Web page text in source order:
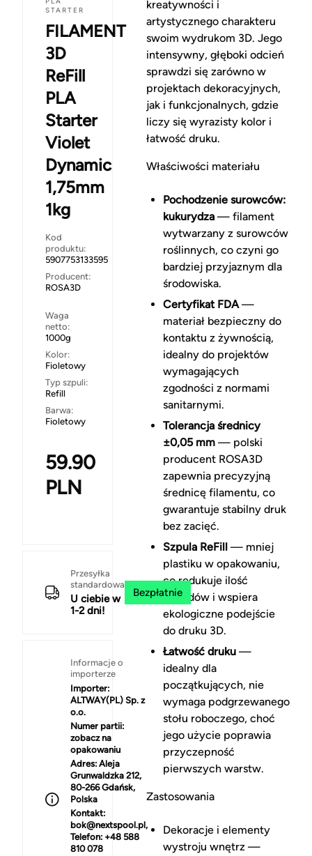
STARTER
FILAMENT
3D
ReFill
PLA
Starter
Violet
Dynamic
1,75mm
1kg
Kod
produktu:
5907753133595
Producent:
ROSA3D
Waga
netto:
1000g
Kolor:
Fioletowy
Typ szpuli:
Refill
Barwa:
Fioletowy
59.90
PLN
Przesyłka
standardowa
U ciebie w
1-2 dni!
Bezpłatnie
Informacje o
importerze
Importer:
ALTWAY(PL) Sp. z
o.o.
Numer partii:
zobacz na
opakowaniu
Adres: Aleja
Grunwaldzka 212,
80-266 Gdańsk,
Polska
Kontakt:
bok@nextspool.pl,
Telefon: +48 588
810 078
kreatywności i
artystycznego charakteru
swoim wydrukom 3D. Jego
intensywny, głęboki odcień
sprawdzi się zarówno w
projektach dekoracyjnych,
jak i funkcjonalnych, gdzie
liczy się wyrazisty kolor i
łatwość druku.
Właściwości materiału
Pochodzenie surowców:
kukurydza— filament
wytwarzany z surowców
roślinnych, co czyni go
bardziej przyjaznym dla
środowiska.
Certyfikat FDA—
materiał bezpieczny do
kontaktu z żywnością,
idealny do projektów
wymagających
zgodności z normami
sanitarnymi.
Tolerancja średnicy
±0,05 mm— polski
producent ROSA3D
zapewnia precyzyjną
średnicę filamentu, co
gwarantuje stabilny druk
bez zacięć.
Szpula ReFill— mniej
plastiku w opakowaniu,
co redukuje ilość
odpadów i wspiera
ekologiczne podejście
do druku 3D.
Łatwość druku—
idealny dla
początkujących, nie
wymaga podgrzewanego
stołu roboczego, choć
jego użycie poprawia
przyczepność
pierwszych warstw.
Zastosowania
Dekoracje i elementy
wystroju wnętrz —